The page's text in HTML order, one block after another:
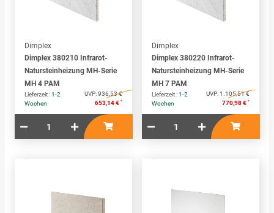
Dimplex
Dimplex 380210 Infrarot-
Natursteinheizung MH-Serie
MH 4 PAM
Lieferzeit :1-2
Wochen
UVP:936,53 €
653,14 € *
Dimplex
Dimplex 380220 Infrarot-
Natursteinheizung MH-Serie
MH 7 PAM
Lieferzeit :1-2
Wochen
UVP:1.105,51 €
770,98 € *